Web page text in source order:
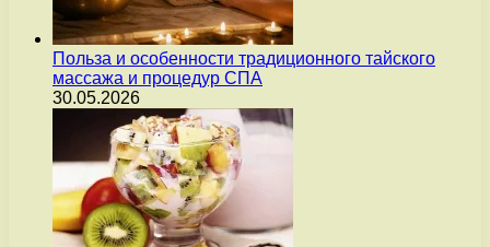
Польза и особенности традиционного тайского
массажа и процедур СПА
30.05.2026